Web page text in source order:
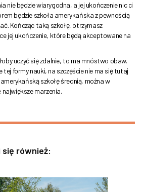
nie będzie wiarygodna, a jej ukończenie nic ci
będzie szkoła amerykańska z pewnością
Kończąc taką szkołę, otrzymasz
jej ukończenie, które będą akceptowane na
uczyć się zdalnie, to ma mnóstwo obaw.
tej formy nauki, na szczęście nie ma się tutaj
szkołę średnią, można w
największe marzenia.
się również: